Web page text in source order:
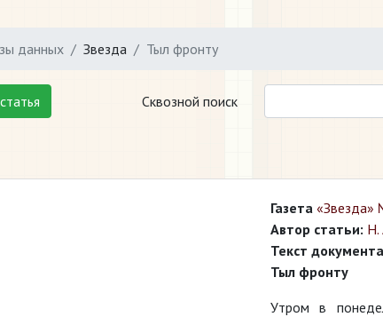
данных Звезда Тыл фронту
Сквозной поиск
Газета «Звезда»
Автор статьи: Н.
Текст
Тыл фронту
Утром в